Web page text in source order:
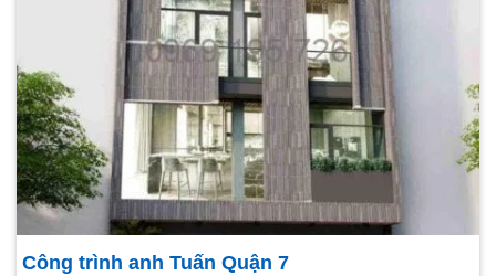
Công trình anh Tuấn Quận 7